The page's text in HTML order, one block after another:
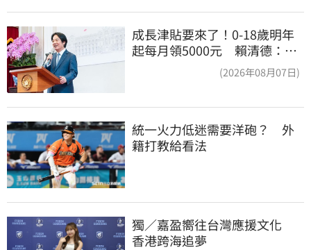
成長津貼要來了！0-18歲明年
起每月領5000元 賴清德：此
(2026年08月07日)
統一火力低迷需要洋砲？　外
籍打教給看法
獨／嘉盈嚮往台灣應援文化
香港跨海追夢